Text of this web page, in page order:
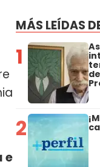
e
MÁS LEÍDAS
1
2